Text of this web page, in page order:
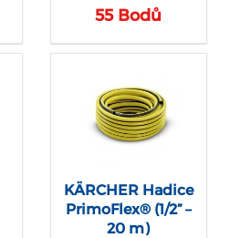
55 Bodů
KÄRCHER Hadice
PrimoFlex® (1/2” –
20 m)